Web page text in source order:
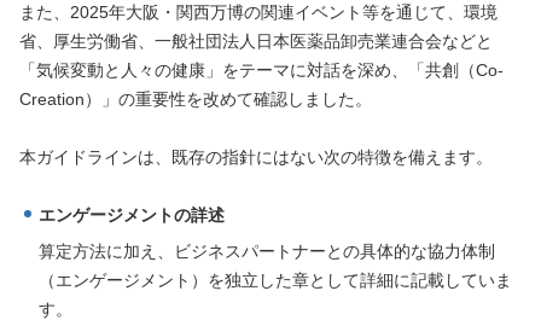
また、2025年大阪・関西万博の関連イベント等を通じて、環境
省、厚生労働省、一般社団法人日本医薬品卸売業連合会などと
「気候変動と人々の健康」をテーマに対話を深め、「共創（Co-
Creation）」の重要性を改めて確認しました。
本ガイドラインは、既存の指針にはない次の特徴を備えます。
エンゲージメントの詳述
算定方法に加え、ビジネスパートナーとの具体的な協力体制
（エンゲージメント）を独立した章として詳細に記載していま
す。